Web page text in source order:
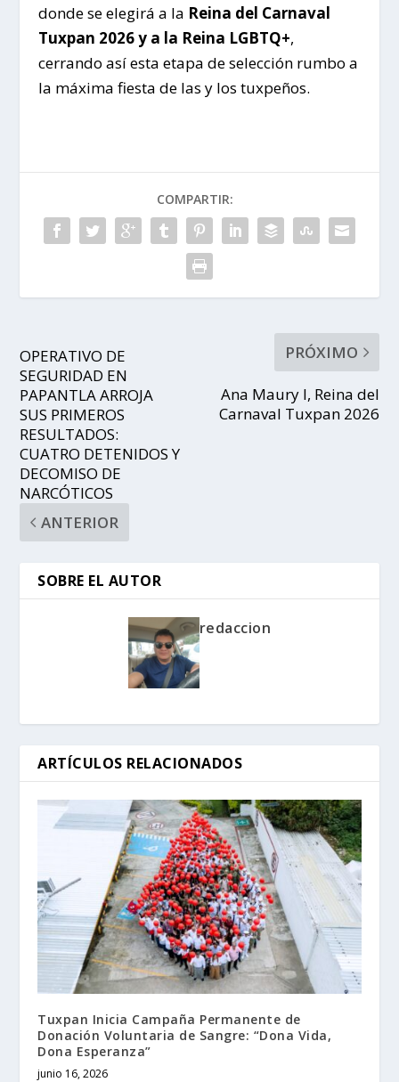
donde se elegirá a la Reina del Carnaval
Tuxpan 2026 y a la Reina LGBTQ+,
cerrando así esta etapa de selección rumbo a
la máxima fiesta de las y los tuxpeños.
COMPARTIR:
OPERATIVO DE
SEGURIDAD EN
PAPANTLA ARROJA
SUS PRIMEROS
RESULTADOS:
CUATRO DETENIDOS Y
DECOMISO DE
NARCÓTICOS
ANTERIOR
PRÓXIMO
Ana Maury I, Reina del
Carnaval Tuxpan 2026
SOBRE EL AUTOR
redaccion
ARTÍCULOS RELACIONADOS
Tuxpan Inicia Campaña Permanente de
Donación Voluntaria de Sangre: “Dona Vida,
Dona Esperanza”
junio 16, 2026